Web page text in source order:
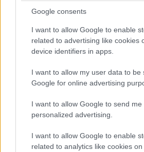
Google consents
I want to allow Google to enable
related to advertising like cookies
device identifiers in apps.
I want to allow my user data to be
Google for online advertising
I want to allow Google to send me
personalized advertising.
I want to allow Google to enable
related to analytics like cookies
Πέθανε συνεργάτης της
Η ανακοίνωση της